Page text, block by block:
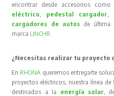
encontrar desde accesorios como
eléctrico
pedestal cargador
cargadores de autos de última
marca LINCHR
¿Necesitas realizar tu proyecto
En RHONA queremos entregarte
proyectos eléctricos, nuestra línea de
destinados a la energía solar ,